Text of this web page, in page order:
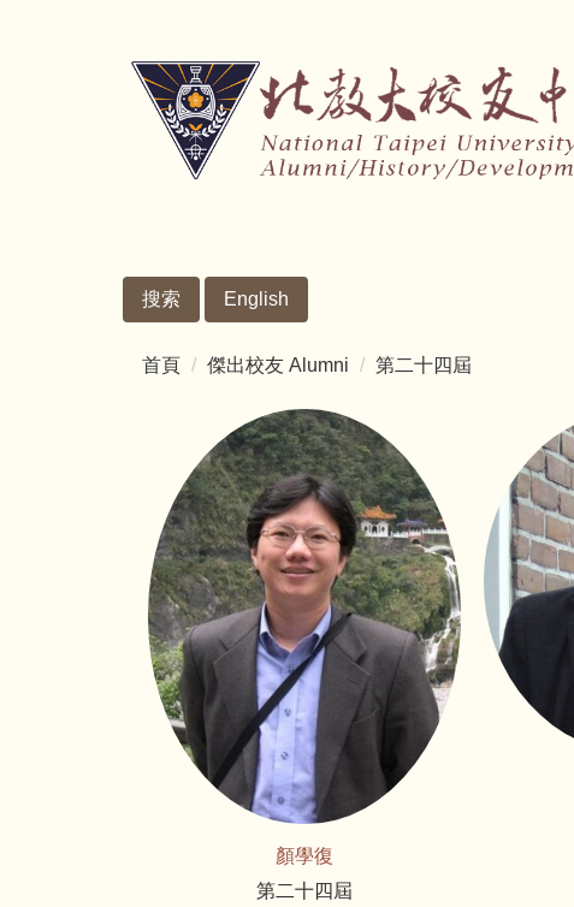
搜索 English
首頁 傑出校友 Alumni 第二十四屆
顏學復
第二十四屆